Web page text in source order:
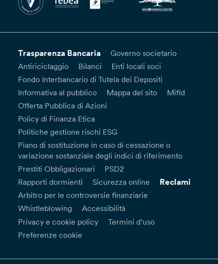
Trasparenza Bancaria
Governo societario
Antiriciclaggio
Bilanci
Enti locali soci
Fondo Interbancario di Tutela dei Depositi
Informativa al pubblico
Mappa del sito
Mifid
Offerta Pubblica di Azioni
Policy di Finanza Etica
Politiche gestione rischi ESG
Piano di sostituzione in caso di cessazione o
variazione sostanziale degli indici di riferimento
Prestiti Obbligazionari
PSD2
Rapporti dormienti
Sicurezza online Reclami
Arbitro per le controversie finanziarie
Whistleblowing
Accessibilità
Privacy e cookie policy
Termini d’uso
Preferenze cookie